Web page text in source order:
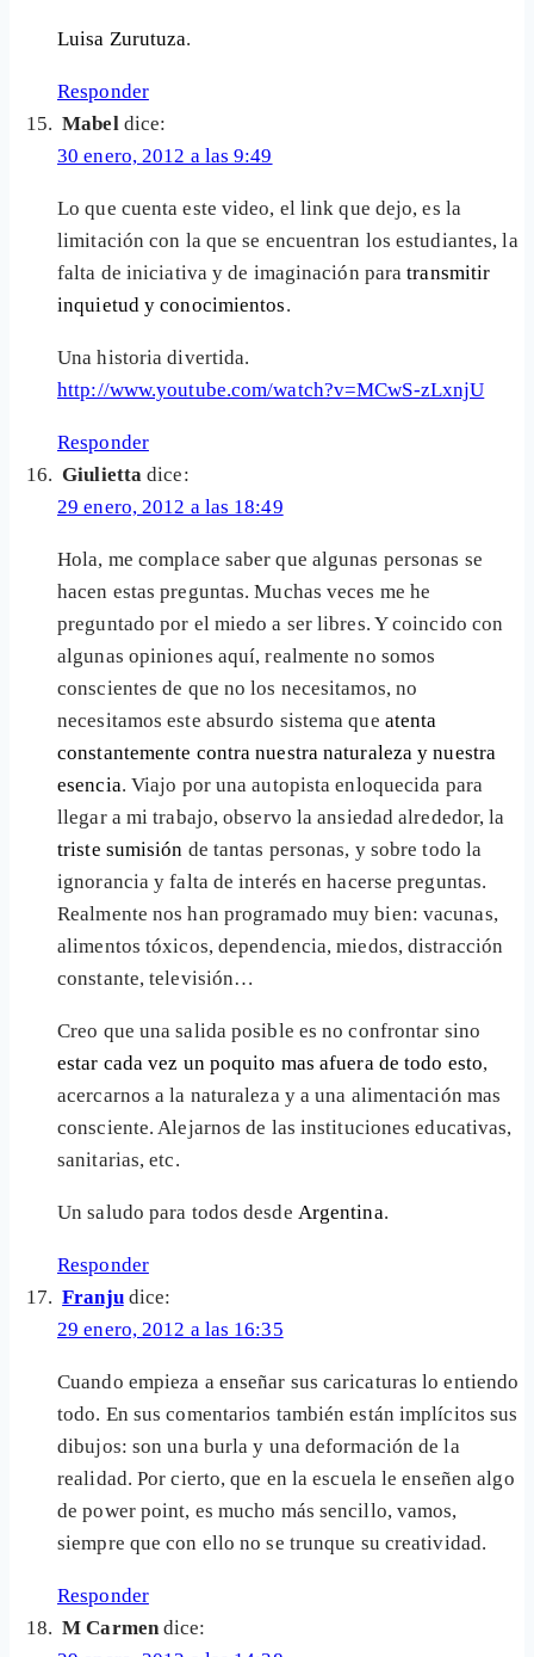
Luisa Zurutuza.
Responder
Mabel dice:
30 enero, 2012 a las 9:49
Lo que cuenta este video, el link que dejo, es la
limitación con la que se encuentran los estudiantes, la
falta de iniciativa y de imaginación para transmitir
inquietud y conocimientos.
Una historia divertida.
http://www.youtube.com/watch?v=MCwS-zLxnjU
Responder
Giulietta dice:
29 enero, 2012 a las 18:49
Hola, me complace saber que algunas personas se
hacen estas preguntas. Muchas veces me he
preguntado por el miedo a ser libres. Y coincido con
algunas opiniones aquí, realmente no somos
conscientes de que no los necesitamos, no
necesitamos este absurdo sistema que atenta
constantemente contra nuestra naturaleza y nuestra
esencia. Viajo por una autopista enloquecida para
llegar a mi trabajo, observo la ansiedad alrededor, la
triste sumisión de tantas personas, y sobre todo la
ignorancia y falta de interés en hacerse preguntas.
Realmente nos han programado muy bien: vacunas,
alimentos tóxicos, dependencia, miedos, distracción
constante, televisión…
Creo que una salida posible es no confrontar sino
estar cada vez un poquito mas afuera de todo esto,
acercarnos a la naturaleza y a una alimentación mas
consciente. Alejarnos de las instituciones educativas,
sanitarias, etc.
Un saludo para todos desde Argentina.
Responder
Franju dice:
29 enero, 2012 a las 16:35
Cuando empieza a enseñar sus caricaturas lo entiendo
todo. En sus comentarios también están implícitos sus
dibujos: son una burla y una deformación de la
realidad. Por cierto, que en la escuela le enseñen algo
de power point, es mucho más sencillo, vamos,
siempre que con ello no se trunque su creatividad.
Responder
M Carmen dice: